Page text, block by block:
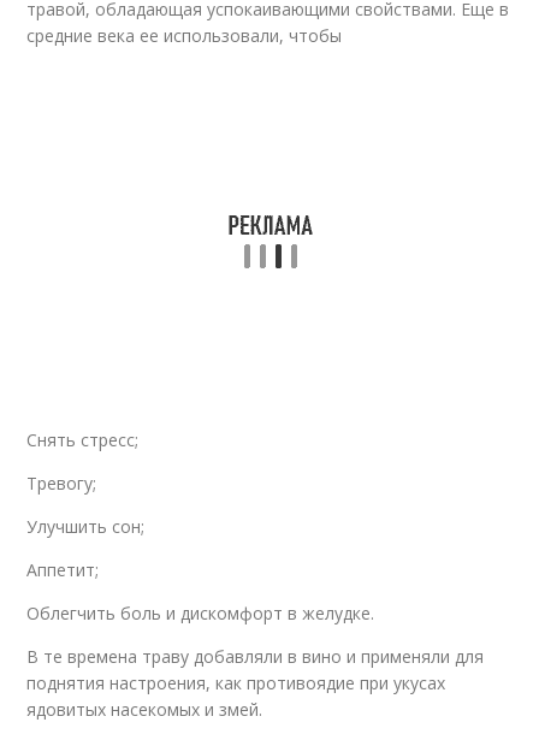
травой, обладающая успокаивающими свойствами. Еще в
средние века ее использовали, чтобы
Снять стресс;
Тревогу;
Улучшить сон;
Аппетит;
Облегчить боль и дискомфорт в желудке.
В те времена траву добавляли в вино и применяли для
поднятия настроения, как противоядие при укусах
ядовитых насекомых и змей.